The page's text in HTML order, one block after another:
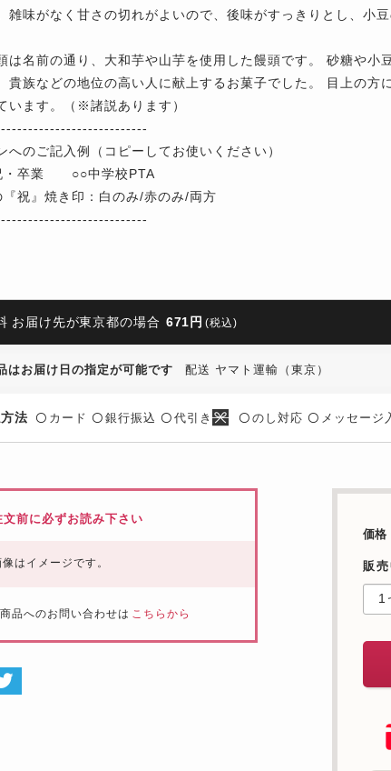
雑味がなく甘さの切れがよいので、後味がすっきりとし、小豆
は名前の通り、大和芋や山芋を使用した饅頭です。 砂糖や小
貴族などの地位の高い人に献上するお菓子でした。 目上の方
います。（※諸説あります）
へのご記入例（コピーしてお使いください）
・卒業 ○○中学校PTA
祝』焼き印：白のみ/赤のみ/両方
お届け先が東京都の場合 671円 (税込)
はお届け日の指定が可能です 配送 ヤマト運輸（東京）
法 〇 カード 〇 銀行振込 〇 代引き 〇 のし対応 〇 メッセージ
価格
販売
文前に必ずお読み下さい
はイメージです。
品へのお問い合わせは こちらから